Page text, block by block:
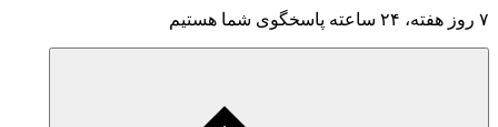
۷ روز هفته، ۲۴ ساعته پاسخگوی شما هستیم